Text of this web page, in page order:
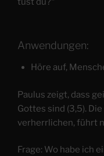
Anwendungen:
Höre auf,
Paulus zeigt, dass
Gottes sind (3,5).
verherrlichen, führt
Frage: Wo habe ich